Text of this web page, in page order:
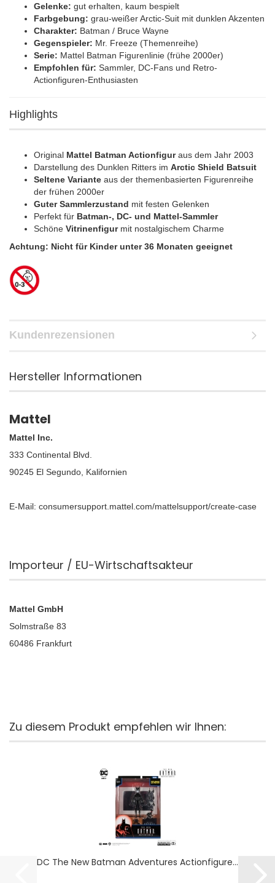
Gelenke: gut erhalten, kaum bespielt
Farbgebung: grau-weißer Arctic-Suit mit dunklen Akzenten
Charakter: Batman / Bruce Wayne
Gegenspieler: Mr. Freeze (Themenreihe)
Serie: Mattel Batman Figurenlinie (frühe 2000er)
Empfohlen für: Sammler, DC-Fans und Retro-
Actionfiguren-Enthusiasten
Highlights
Original Mattel Batman Actionfiguraus dem Jahr 2003
Darstellung des Dunklen Ritters im Arctic Shield Batsuit
Seltene Variante aus der themenbasierten Figurenreihe
der frühen 2000er
Guter Sammlerzustand mit festen Gelenken
Perfekt für Batman-, DC- und Mattel-Sammler
Schöne Vitrinenfigurmit nostalgischem Charme
Achtung: Nicht für Kinder unter 36 Monaten geeignet
Kundenrezensionen
Hersteller Informationen
Mattel
Mattel Inc.
333 Continental Blvd.
90245 El Segundo, Kalifornien
E-Mail: consumersupport.mattel.com/mattelsupport/create-case
Importeur / EU-Wirtschaftsakteur
Mattel GmbH
Solmstraße 83
60486 Frankfurt
Zu diesem Produkt empfehlen wir Ihnen:
DC The New Batman Adventures Actionfigure...